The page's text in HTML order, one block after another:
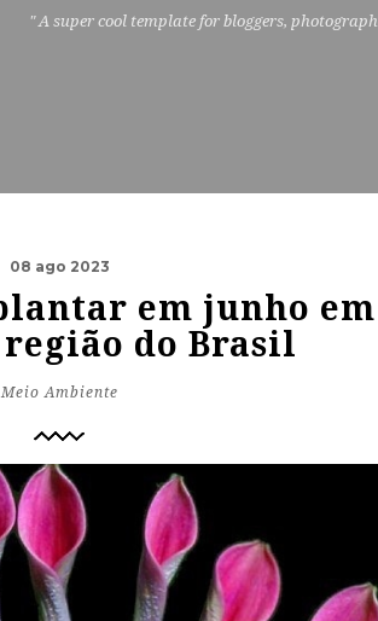
" A super cool template for bloggers,
08 ago 2023
em junho em
do Brasil
Meio Ambiente